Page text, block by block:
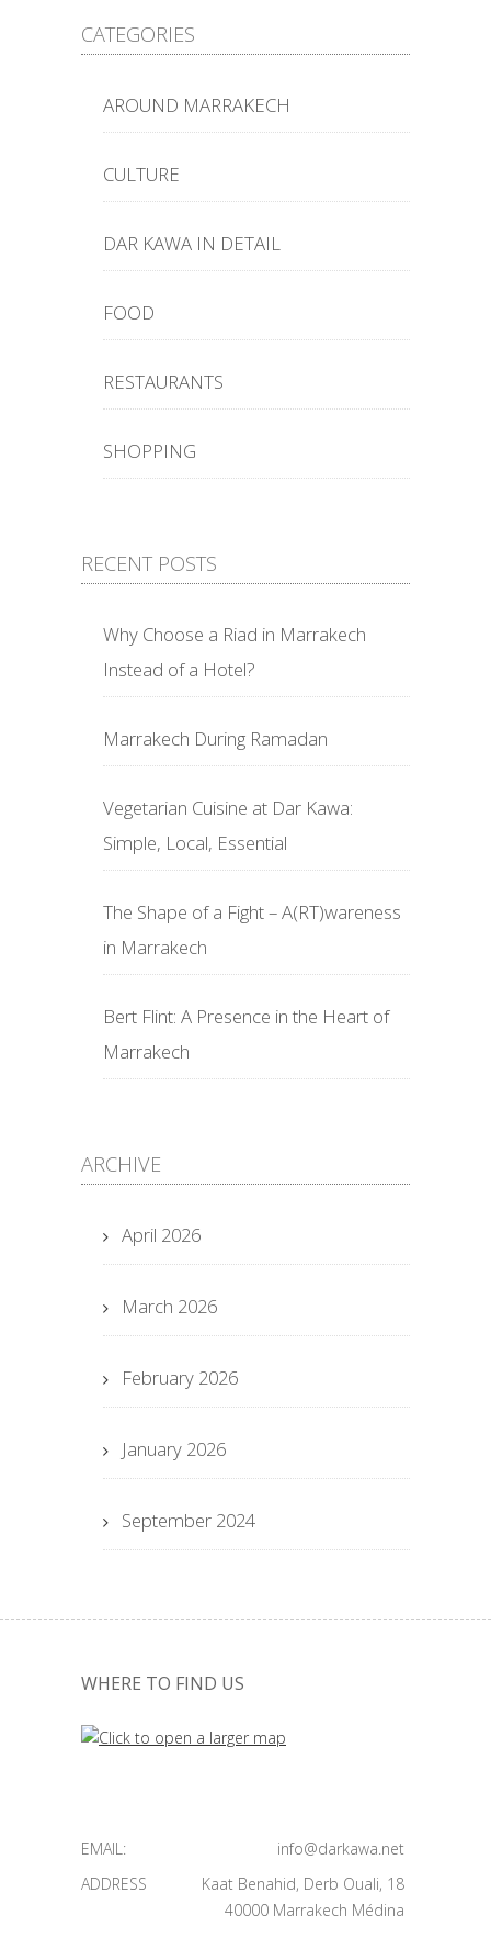
CATEGORIES
AROUND MARRAKECH
CULTURE
DAR KAWA IN DETAIL
FOOD
RESTAURANTS
SHOPPING
RECENT POSTS
Why Choose a Riad in Marrakech
Instead of a Hotel?
Marrakech During Ramadan
Vegetarian Cuisine at Dar Kawa:
Simple, Local, Essential
The Shape of a Fight – A(RT)wareness
in Marrakech
Bert Flint: A Presence in the Heart of
Marrakech
ARCHIVE
April 2026
March 2026
February 2026
January 2026
September 2024
WHERE TO FIND US
EMAIL:
info@darkawa.net
ADDRESS
Kaat Benahid, Derb Ouali, 18
40000 Marrakech Médina